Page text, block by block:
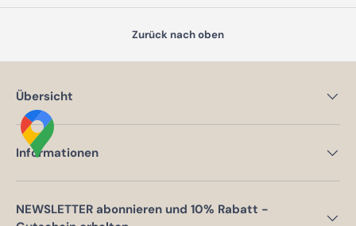
Zurück nach oben
Übersicht
Informationen
NEWSLETTER abonnieren und 10% Rabatt -